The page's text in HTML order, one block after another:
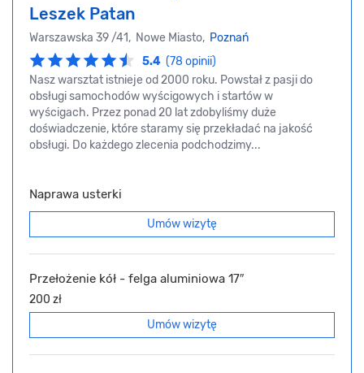
Leszek Patan
Warszawska 39 /41, Nowe Miasto, Poznań
5.4 (78 opinii)
Nasz warsztat istnieje od 2000 roku. Powstał z pasji do
obsługi samochodów wyścigowych i startów w
wyścigach. Przez ponad 20 lat zdobyliśmy duże
doświadczenie, które staramy się przekładać na jakość
obsługi. Do każdego zlecenia podchodzimy...
Naprawa usterki
Umów wizytę
Przełożenie kół - felga aluminiowa 17″
200 zł
Umów wizytę